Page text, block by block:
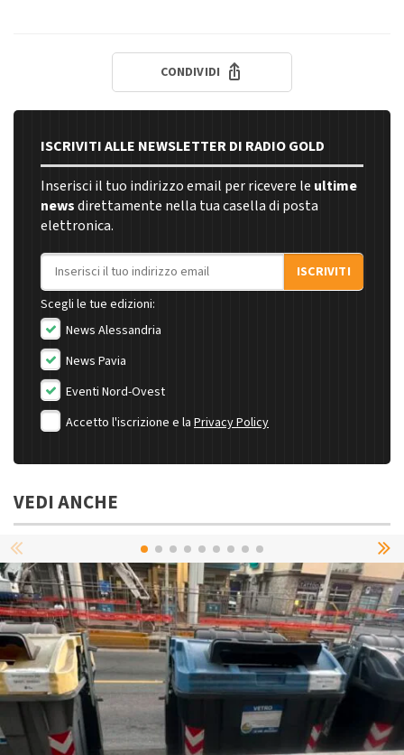
CONDIVIDI
ISCRIVITI ALLE NEWSLETTER DI RADIO GOLD
Inserisci il tuo indirizzo email per ricevere le ultime
newsdirettamente nella tua casella di posta
elettronica.
Indirizzo email
ISCRIVITI
Scegli le tue edizioni:
News Alessandria
News Pavia
Eventi Nord-Ovest
Accetto l'iscrizione e la Privacy Policy
VEDI ANCHE